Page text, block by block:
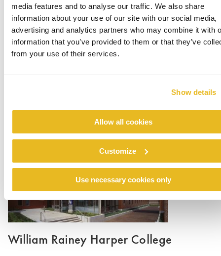
media features and to analyse our traffic. We also share
information about your use of our site with our social media,
advertising and analytics partners who may combine it with
information that you’ve provided to them or that they’ve
from your use of their services.
Show details
Allow all cookies
Customize
Use necessary cookies only
Valley National Bank New York
Verder lezen
William Rainey Harper College